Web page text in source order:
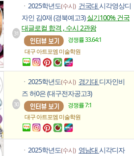
31
ㆍ 2025학년도(수시) 건국대 시각영상디
자인 김0재 (경북예고3)실기100% 건국
대글로컬 합격 , 수시 2관왕
경쟁률 33.64:1
대구 아트포엠미술학원
30
ㆍ 2025학년도(수시) 경기대 디자인비
즈 허0은 (대구전자공고3)
경쟁률 7:1
대구 아트포엠미술학원
ㆍ 2025학년도(수시) 영남대 시각디자